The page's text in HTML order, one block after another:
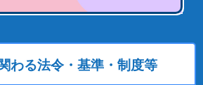
わる法令・基準・制度等